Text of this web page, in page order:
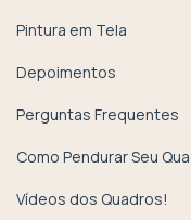
Pintura em Tela
Depoimentos
Perguntas Frequentes
Como Pendurar Seu
Vídeos dos Quadros!